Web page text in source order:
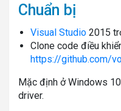
Chuẩn bị
Visual Studio 2015
Clone code điều
https://github.com/
Mặc định ở Windows
driver.